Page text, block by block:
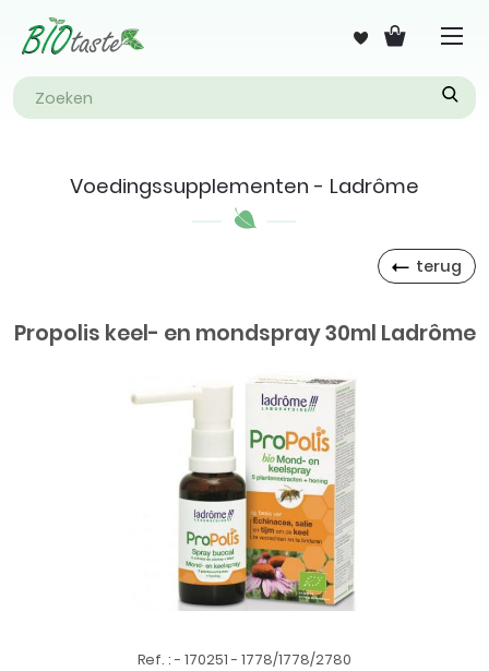
Voedingssupplementen - Ladrôme
terug
Propolis keel- en mondspray 30ml Ladrôme
Ref. : - 170251 - 1778/1778/2780